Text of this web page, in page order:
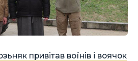
привітав воїнів і воячок